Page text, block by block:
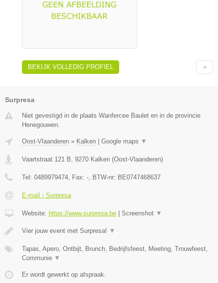
BEKIJK VOLLEDIG PROFIEL
Surpresa
Niet gevestigd in de plaats Wanfercee Baulet en in de provincie
Henegouwen.
Oost-Vlaanderen » Kalken Google maps ▼
Vaartstraat 121 B, 9270 Kalken (Oost-Vlaanderen)
Tel: 0489979474, Fax: -, BTW-nr: BE0747468637
E-mail › Surpresa
Website: https://www.surpresa.be Screenshot ▼
Vier jouw event met Surpresa! ▼
Tapas, Apero, Ontbijt, Brunch, Bedrijfsfeest, Meeting, Trouwfeest,
Communie ▼
Er wordt gewerkt op afspraak.